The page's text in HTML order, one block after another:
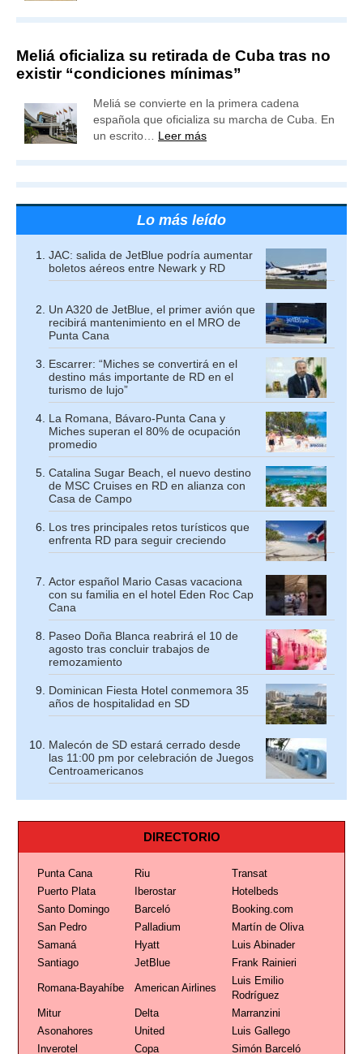
Meliá oficializa su retirada de Cuba tras no
existir “condiciones mínimas”
Meliá se convierte en la primera cadena
española que oficializa su marcha de Cuba. En
un escrito… Leer más
Lo más leído
JAC: salida de JetBlue podría aumentar
boletos aéreos entre Newark y RD
Un A320 de JetBlue, el primer avión que
recibirá mantenimiento en el MRO de
Punta Cana
Escarrer: “Miches se convertirá en el
destino más importante de RD en el
turismo de lujo”
La Romana, Bávaro-Punta Cana y
Miches superan el 80% de ocupación
promedio
Catalina Sugar Beach, el nuevo destino
de MSC Cruises en RD en alianza con
Casa de Campo
Los tres principales retos turísticos que
enfrenta RD para seguir creciendo
Actor español Mario Casas vacaciona
con su familia en el hotel Eden Roc Cap
Cana
Paseo Doña Blanca reabrirá el 10 de
agosto tras concluir trabajos de
remozamiento
Dominican Fiesta Hotel conmemora 35
años de hospitalidad en SD
Malecón de SD estará cerrado desde
las 11:00 pm por celebración de Juegos
Centroamericanos
DIRECTORIO
Punta Cana Riu
Transat
Puerto Plata
Iberostar
Hotelbeds
Santo Domingo
Barceló
Booking.com
San Pedro
Palladium
Martín de Oliva
Samaná
Hyatt
Luis Abinader
Santiago
JetBlue Frank Rainieri
Romana-Bayahíbe American Airlines
Luis Emilio
Rodríguez
Mitur
Delta
Marranzini
Asonahores
United
Luis Gallego
Inverotel
Copa Simón Barceló